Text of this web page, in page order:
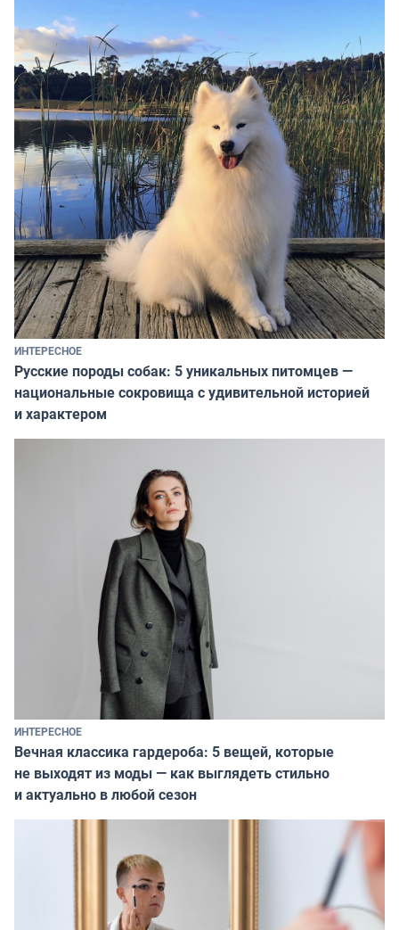
ИНТЕРЕСНОЕ
Русские породы собак: 5 уникальных питомцев —
национальные сокровища с удивительной историей
и характером
ИНТЕРЕСНОЕ
Вечная классика гардероба: 5 вещей, которые
не выходят из моды — как выглядеть стильно
и актуально в любой сезон